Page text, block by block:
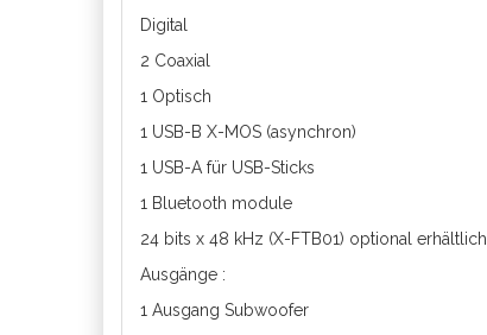
Digital
2 Coaxial
1 Optisch
1 USB-B X-MOS (asynchron)
1 USB-A für USB-Sticks
1 Bluetooth module
24 bits x 48 kHz (X-FTB01) optional erhältlich
Ausgänge :
1 Ausgang Subwoofer